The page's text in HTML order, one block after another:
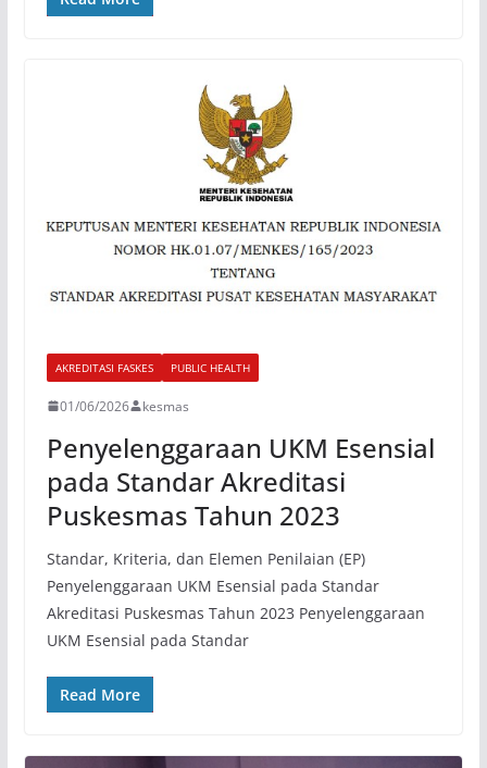
AKREDITASI FASKES PUBLIC HEALTH
01/06/2026 kesmas
Penyelenggaraan UKM Esensial
pada Standar Akreditasi
Puskesmas Tahun 2023
Standar, Kriteria, dan Elemen Penilaian (EP)
Penyelenggaraan UKM Esensial pada Standar
Akreditasi Puskesmas Tahun 2023 Penyelenggaraan
UKM Esensial pada Standar
Read More